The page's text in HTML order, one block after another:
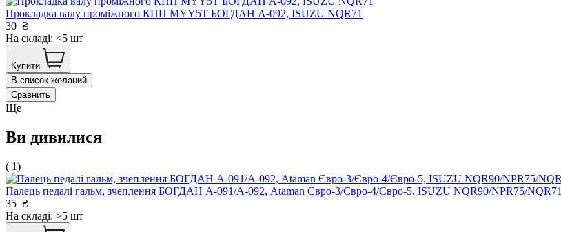
Прокладка валу проміжного КПП MYY5T БОГДАН А-092, ISUZU NQR71
30 ₴
На складі: <5 шт
Купити
В список желаний
Сравнить
Ще
Ви дивилися
( 1)
Палець педалі гальм, зчеплення БОГДАН А-091/А-092, Ataman Євро-3/Євро-4/Євро-5, ISUZU NQR90/NPR75/NQR71
35 ₴
На складі: >5 шт